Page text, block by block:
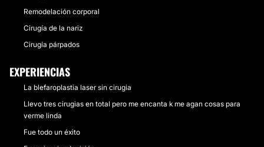
Remodelación corporal
Cirugía de la nariz
Cirugía párpados
EXPERIENCIAS
La blefaroplastia laser sin cirugia
Llevo tres cirugias en total pero me encanta k me agan cosas para
verme linda
Fue todo un éxito